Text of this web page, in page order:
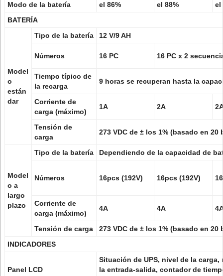
Modo de la batería
el 86% el 88%
el
BATERÍA
Model
o
están
dar
Tipo de la batería 12 V/9 AH
Números 16 PC 16 PC x 2
Tiempo típico de
la recarga
9 horas se recuperan hasta la
Corriente de
carga (máximo)
1A 2A
Tensión de
carga
273 VDC de ± los 1% (basado en 20
Model
o a
largo
plazo
Tipo de la batería Dependiendo de la capacidad de
Números 16pcs (192V) 16pcs (192V)
Corriente de
carga (máximo)
4A 4A
Tensión de carga
273 VDC de ± los 1% (basado en 20
INDICADORES
Panel LCD
Situación de UPS, nivel de la
la entrada-salida, contador de